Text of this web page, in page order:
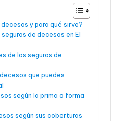
y para qué sirve?
de decesos en El
de los seguros de
que puedes
según la prima o forma
según sus coberturas